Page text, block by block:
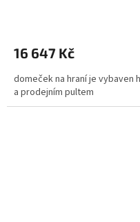
16 647 Kč
domeček na hraní je vybaven
a prodejním pultem